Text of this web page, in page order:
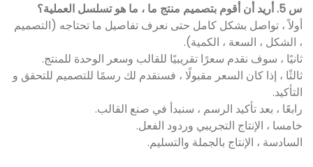
س 5. أريد أن أقوم بتصميم منتج ما ، ما هو تسلسل العملية؟
أولاً ، تواصل بشكل كامل حتى نعرف تفاصيل ما تحتاجه (التصميم
، الشكل ، السعة ، الكمية).
ثانيًا ، سوف نقدم سعرًا تقريبيًا للقالب وسعر الوحدة للمنتج.
ثالثًا ، إذا كان السعر مقبولًا ، فسنقدم لك رسمًا للتصميم للتحقق و
التأكيد.
رابعًا ، بعد تأكيد الرسم ، سنبدأ في صنع القالب.
خامسا ، الإنتاج التجريبي وردود الفعل.
السادسة ، الإنتاج بالجملة والتسليم.